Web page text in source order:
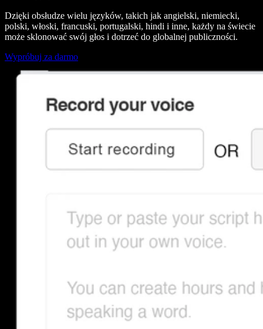
Dzięki obsłudze wielu języków, takich jak angielski, niemiecki,
polski, włoski, francuski, portugalski, hindi i inne, każdy na świecie
może sklonować swój głos i dotrzeć do globalnej publiczności.
Wypróbuj za darmo